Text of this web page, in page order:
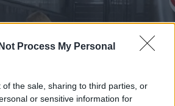
Process My Personal
of the sale, sharing to third parties, or
or sensitive information for